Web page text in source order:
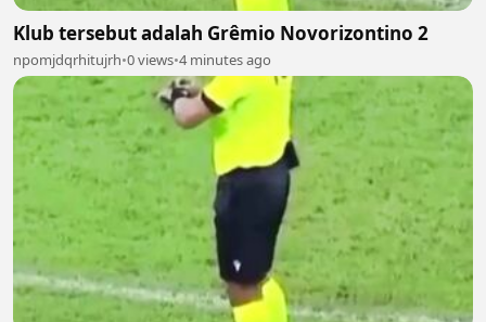
Klub tersebut adalah Grêmio Novorizontino 2
npomjdqrhitujrh•0 views•4 minutes ago